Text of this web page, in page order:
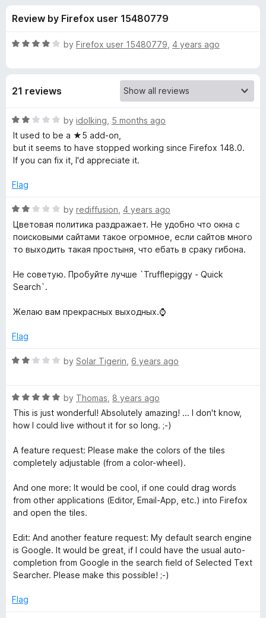
o
n
s
f
r
S
e
e
c
t
e
d
T
x
t
S
e
a
r
c
o
5
Review by Firefox user 15480779
R
d
o
u
t
o
5
by Firefox user 15480779 4 years ago
21 reviews
R
a
t
e
2
u
t
by idolking 5 months ago
It used to be a ★5 add-on,
but it seems to have stopped working since Firefox 148.0.
If you can fix it, I'd appreciate it.
Flag
R
a
t
e
2
o
t
f
by rediffusion 4 years ago
Цветовая политика раздражает. Не удобно что окна с
поисковыми сайтами такое огромное, если сайтов много
то выходить такая простыня, что ебать в сраку гибона.
Не советую. Пробуйте лучше `Trufflepiggy - Quick
Search`.
Желаю вам прекрасных выходных.⌚
Flag
R
e
d
2
u
t
5
by Solar Tigerin 6 years ago
R
a
t
d
5
u
t
o
5
by Thomas 8 years ago
This is just wonderful! Absolutely amazing! ... I don't know,
how I could live without it for so long. ;-)
A feature request: Please make the colors of the tiles
completely adjustable (from a color-wheel).
And one more: It would be cool, if one could drag words
from other applications (Editor, Email-App, etc.) into Firefox
and open the tiles.
Edit: And another feature request: My default search engine
is Google. It would be great, if I could have the usual auto-
completion from Google in the search field of Selected Text
Searcher. Please make this possible! ;-)
Flag